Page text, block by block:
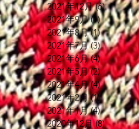
2021年12月 (6)6 篇文章
2021年9月 (1)1 篇文章
2021年8月 (1)1 篇文章
2021年7月 (3)3 篇文章
2021年6月 (4)4 篇文章
2021年5月 (2)2 篇文章
2021年4月 (4)4 篇文章
2021年2月 (1)1 篇文章
2021年1月 (4)4 篇文章
2020年12月 (8)8 篇文章